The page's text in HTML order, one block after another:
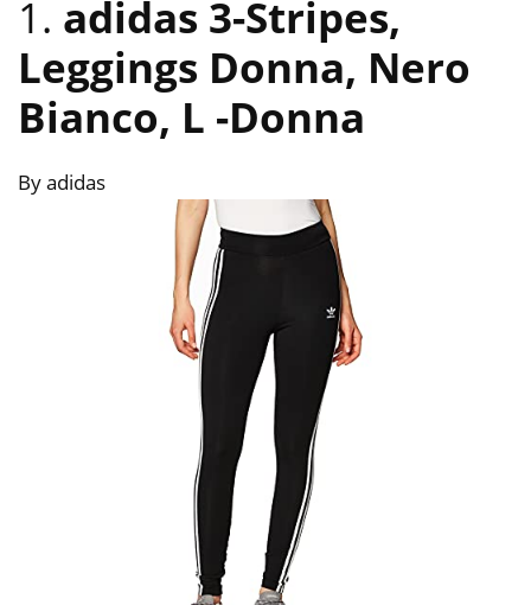
1. adidas 3-Stripes,
Leggings Donna, Nero
Bianco, L -Donna
By adidas